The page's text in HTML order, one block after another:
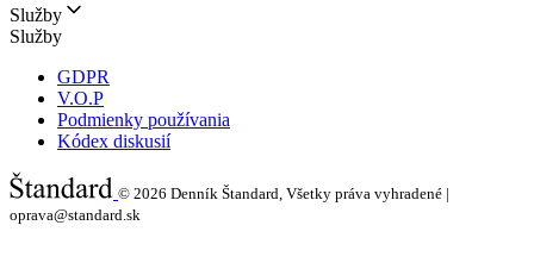
Služby
Služby
GDPR
V.O.P
Podmienky používania
Kódex diskusií
© 2026 Denník Štandard, Všetky práva vyhradené |
oprava@standard.sk